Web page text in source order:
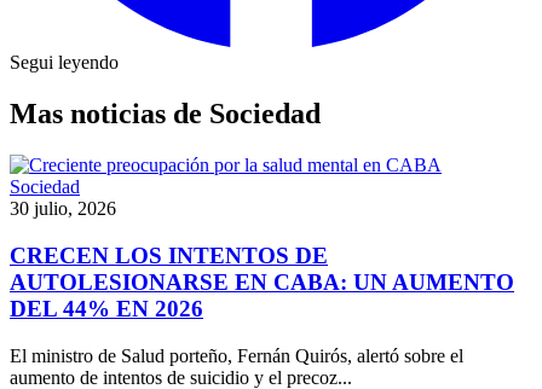
Segui leyendo
Mas noticias de Sociedad
Sociedad
30 julio, 2026
CRECEN LOS INTENTOS DE
AUTOLESIONARSE EN CABA: UN AUMENTO
DEL 44% EN 2026
El ministro de Salud porteño, Fernán Quirós, alertó sobre el
aumento de intentos de suicidio y el precoz...